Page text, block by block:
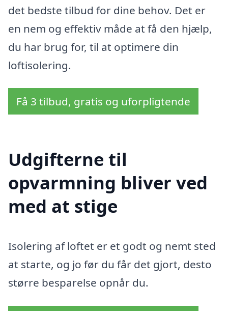
det bedste tilbud for dine behov. Det er
en nem og effektiv måde at få den hjælp,
du har brug for, til at optimere din
loftisolering.
Få 3 tilbud, gratis og uforpligtende
Udgifterne til
opvarmning bliver ved
med at stige
Isolering af loftet er et godt og nemt sted
at starte, og jo før du får det gjort, desto
større besparelse opnår du.